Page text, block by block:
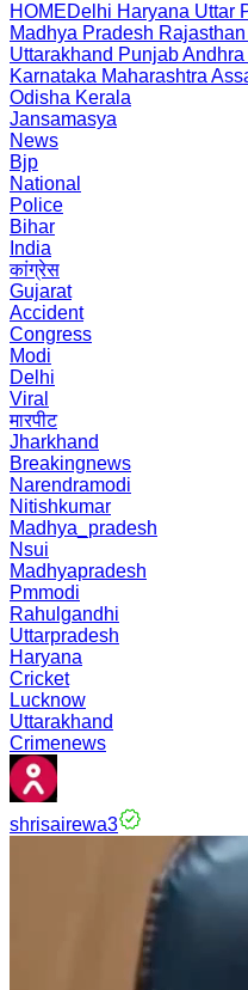
HOMEDelhi Haryana Uttar
Madhya Pradesh Rajasthan
Uttarakhand PunjabAndhra
Karnataka Maharashtra
Odisha Kerala
Jansamasya
News
Bjp
National
Police
Bihar
India
कांग्रेस
Gujarat
Accident
Congress
Modi
Delhi
Viral
मारपीट
Jharkhand
Breakingnews
Narendramodi
Nitishkumar
Madhya_pradesh
Nsui
Madhyapradesh
Pmmodi
Rahulgandhi
Uttarpradesh
Haryana
Cricket
Lucknow
Uttarakhand
Crimenews
shrisairewa3